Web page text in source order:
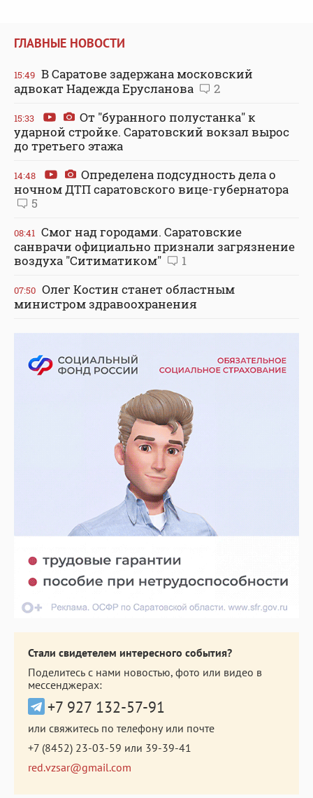
ГЛАВНЫЕ НОВОСТИ
15:49 В Саратове задержана московский
адвокат Надежда Ерусланова
2
15:33
От "буранного полустанка" к
ударной стройке. Саратовский вокзал вырос
до третьего этажа
14:48
Определена подсудность дела о
ночном ДТП саратовского вице-губернатора
5
08:41 Смог над городами. Саратовские
санврачи официально признали загрязнение
воздуха "Ситиматиком"
1
07:50 Олег Костин станет областным
министром здравоохранения
Стали свидетелем интересного события?
Поделитесь с нами новостью, фото или видео в
мессенджерах:
+7 927 132-57-91
или свяжитесь по телефону или почте
+7 (8452) 23-03-59 или 39-39-41
red.vzsar@gmail.com